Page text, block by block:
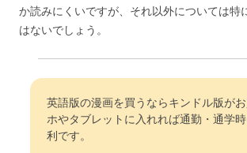
か読みにくいですが、それ以外については特
はないでしょう。
英語版の漫画を買うならキンドル版が
ホやタブレットに入れれば通勤・通学
利です。